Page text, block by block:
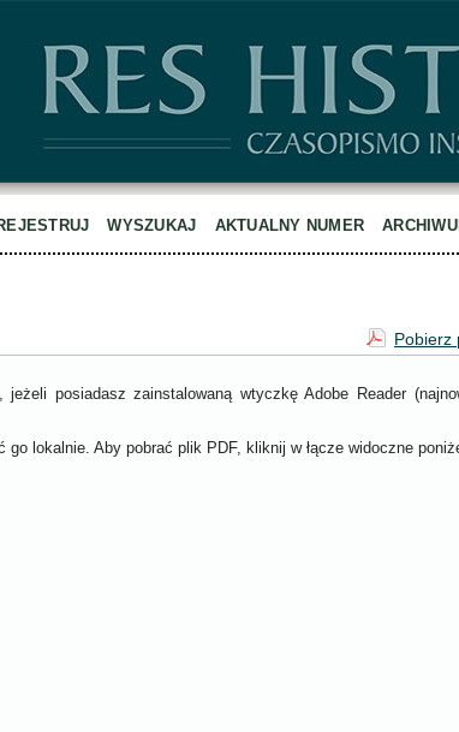
WYSZUKAJ AKTUALNY NUMER
Pobierz
posiadasz zainstalowaną wtyczkę Adobe Reader
lokalnie. Aby pobrać plik PDF, kliknij w łącze widoczne